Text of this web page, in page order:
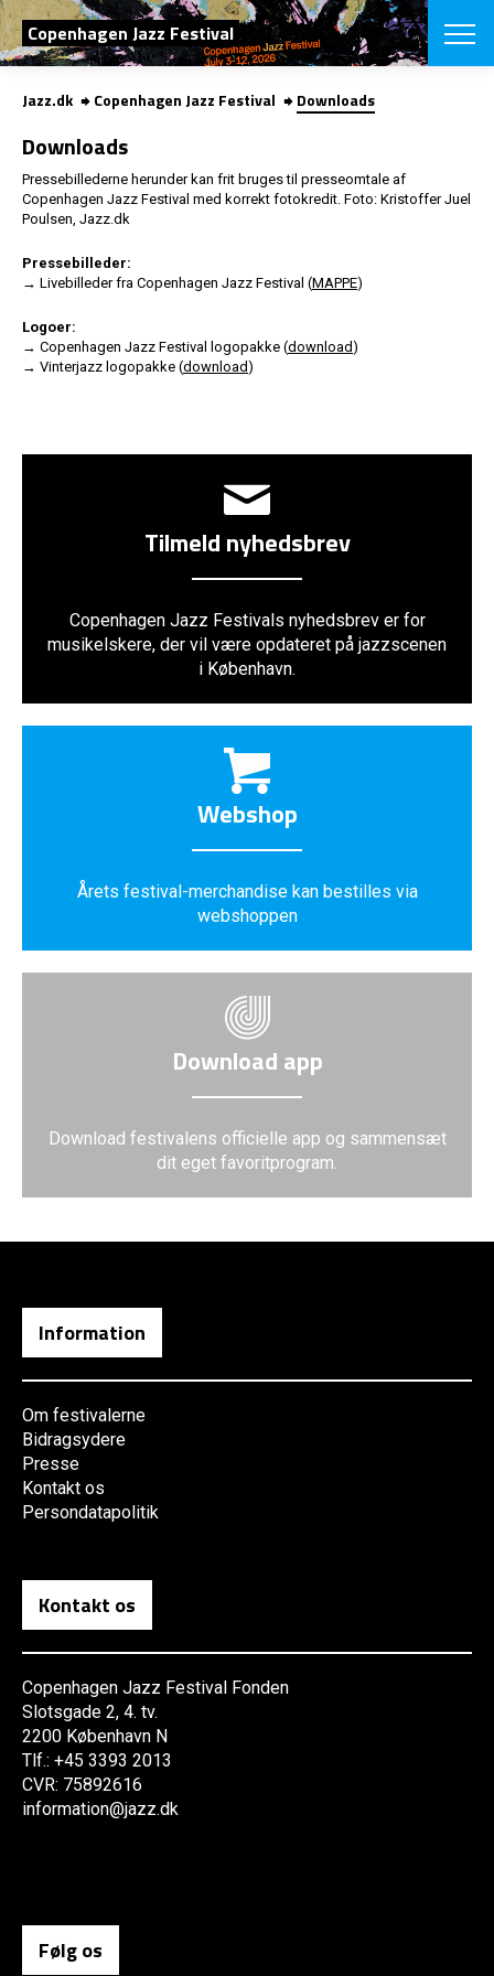
SØG
Copenhagen Jazz Festival
English
COPENHAGEN
PROGRAM
SHOP
Jazz.dk Copenhagen Jazz Festival Downloads
Downloads
Pressebillederne herunder kan frit bruges til presseomtale af
Copenhagen Jazz Festival med korrekt fotokredit. Foto: Kristoffer Juel
Poulsen, Jazz.dk
Pressebilleder:
→ Livebilleder fra Copenhagen Jazz Festival (MAPPE)
Logoer:
→ Copenhagen Jazz Festival logopakke (download)
→ Vinterjazz logopakke (download)
Tilmeld nyhedsbrev
Copenhagen Jazz Festivals nyhedsbrev er for
musikelskere, der vil være opdateret på jazzscenen
i København.
Webshop
Årets festival-merchandise kan bestilles via
webshoppen
Download app
Download festivalens officielle app og sammensæt
dit eget favoritprogram.
Information
Om festivalerne
Bidragsydere
Presse
Kontakt os
Persondatapolitik
Kontakt os
Copenhagen Jazz Festival Fonden
Slotsgade 2, 4. tv.
2200 København N
Tlf.: +45 3393 2013
CVR: 75892616
information@jazz.dk
Følg os